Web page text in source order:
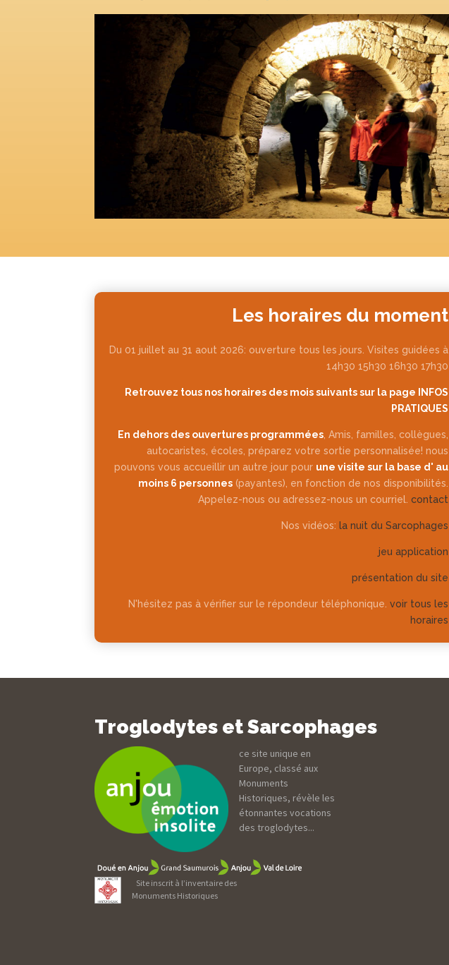
Les horaires du moment
Du 01 juillet au 31 aout 2026: ouverture tous les jours. Visites guidées à
14h30 15h30 16h30 17h30
Retrouvez tous nos horaires des mois suivants sur la page INFOS
PRATIQUES
En dehors des ouvertures programmées, Amis, familles, collègues,
autocaristes, écoles, préparez votre sortie personnalisée! nous
pouvons vous accueillir un autre jour pour une visite sur la base d' au
moins 6 personnes(payantes), en fonction de nos disponibilités.
Appelez-nous ou adressez-nous un courriel. contact
Nos vidéos: la nuit du Sarcophages
jeu application
présentation du site
N'hésitez pas à vérifier sur le répondeur téléphonique. voir tous les
horaires
Troglodytes et Sarcophages
ce site unique en
Europe, classé aux
Monuments
Historiques, révèle les
étonnantes vocations
des troglodytes...
Site inscrit à l’inventaire des
Monuments Historiques